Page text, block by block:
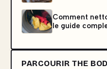
Comment
le guide
PARCOURIR THE